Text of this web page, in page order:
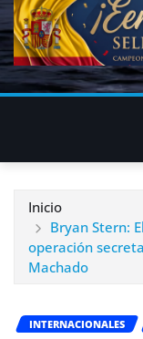
Inicio
Bryan Stern:
operación
Machado
INTERNACIONALES